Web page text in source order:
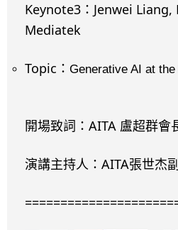
Keynote3 ： Jenwei
Mediatek
Topic ： Generative AI at the
開場致詞： AITA 盧超群會
演講主持人： AITA張世杰